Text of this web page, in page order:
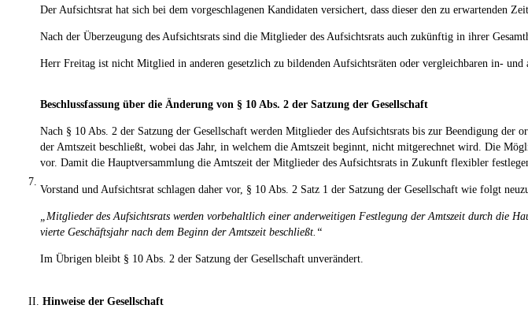
Der Aufsichtsrat hat sich bei dem vorgeschlagenen Kandidaten versichert, dass dieser den zu erwartenden
Nach der Überzeugung des Aufsichtsrats sind die Mitglieder des Aufsichtsrats auch zukünftig in ihrer
Herr Freitag ist nicht Mitglied in anderen gesetzlich zu bildenden Aufsichtsräten oder vergleichbaren in- und
7.
Beschlussfassung über die Änderung von § 10 Abs. 2 der Satzung der Gesellschaft
Nach § 10 Abs. 2 der Satzung der Gesellschaft werden Mitglieder des Aufsichtsrats bis zur Beendigung
der Amtszeit beschließt, wobei das Jahr, in welchem die Amtszeit beginnt, nicht mitgerechnet wird. Die
vor. Damit die Hauptversammlung die Amtszeit der Mitglieder des Aufsichtsrats in Zukunft flexibler
Vorstand und Aufsichtsrat schlagen daher vor, § 10 Abs. 2 Satz 1 der Satzung der Gesellschaft wie folgt
„Mitglieder des Aufsichtsrats werden vorbehaltlich einer anderweitigen Festlegung der Amtszeit durch die
vierte Geschäftsjahr nach dem Beginn der Amtszeit beschließt.“
Im Übrigen bleibt § 10 Abs. 2 der Satzung der Gesellschaft unverändert.
II. Hinweise der Gesellschaft